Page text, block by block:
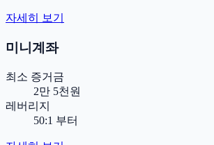
자세히 보기
미니계좌
최소 증거금
2만 5천원
레버리지
50:1 부터